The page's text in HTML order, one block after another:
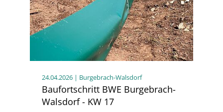
24.04.2026 | Burgebrach-Walsdorf
Baufortschritt BWE Burgebrach-
Walsdorf - KW 17